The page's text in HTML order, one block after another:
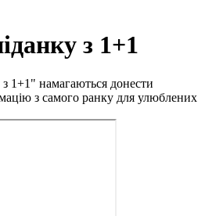
з 1+1
1+1" намагаються донести
з самого ранку для улюблених